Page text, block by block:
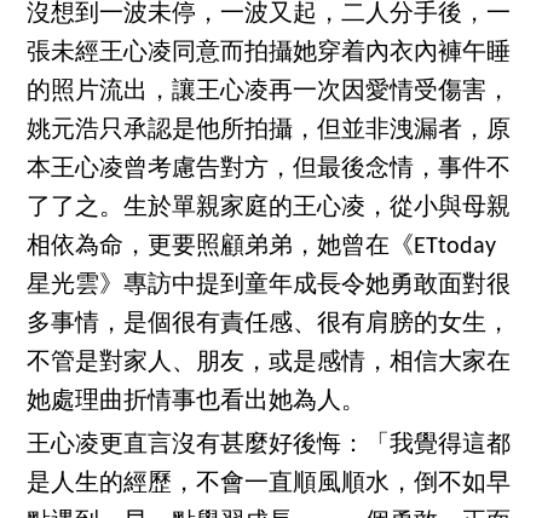
沒想到一波未停，一波又起，二人分手後，一
張未經王心凌同意而拍攝她穿着內衣內褲午睡
的照片流出，讓王心凌再一次因愛情受傷害，
姚元浩只承認是他所拍攝，但並非洩漏者，原
本王心凌曾考慮告對方，但最後念情，事件不
了了之。生於單親家庭的王心凌，從小與母親
相依為命，更要照顧弟弟，她曾在《ETtoday
星光雲》專訪中提到童年成長令她勇敢面對很
多事情，是個很有責任感、很有肩膀的女生，
不管是對家人、朋友，或是感情，相信大家在
她處理曲折情事也看出她為人。
王心凌更直言沒有甚麼好後悔：「我覺得這都
是人生的經歷，不會一直順風順水，倒不如早